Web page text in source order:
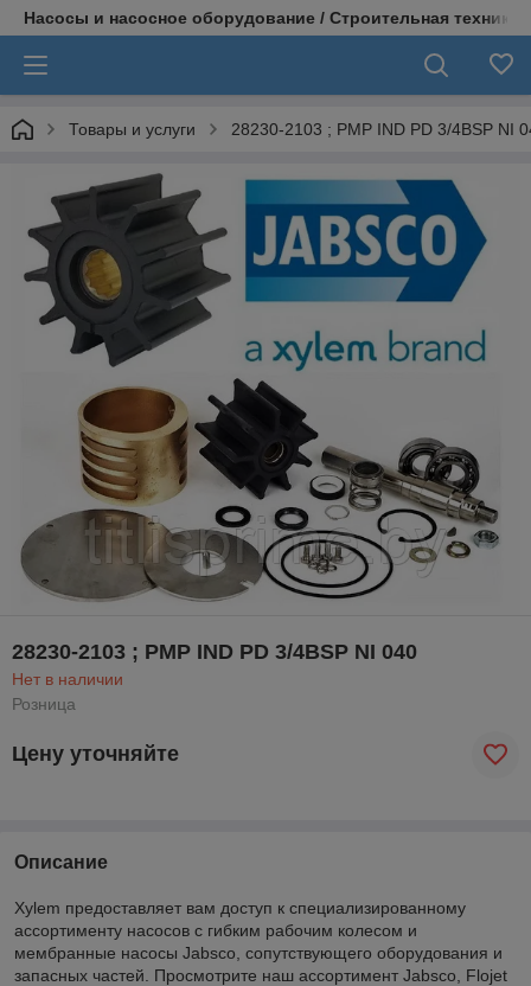
Насосы и насосное оборудование / Строительная техника
Товары и услуги 28230-2103 ; PMP IND PD 3/4BSP NI
28230-2103 ; PMP IND PD 3/4BSP NI 040
Нет в наличии
Розница
Цену уточняйте
Описание
Xylem предоставляет вам доступ к специализированному
ассортименту насосов с гибким рабочим колесом и
мембранные насосы Jabsco, сопутствующего оборудования и
запасных частей. Просмотрите наш ассортимент Jabsco, Flojet